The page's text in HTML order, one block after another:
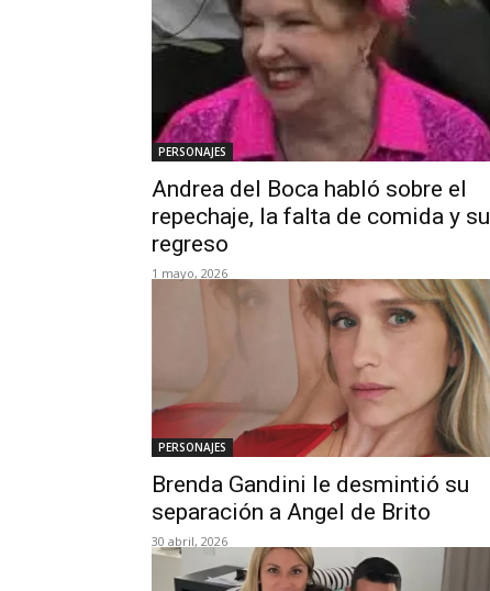
PERSONAJES
Andrea del Boca habló sobre el
repechaje, la falta de comida y su
regreso
1 mayo, 2026
PERSONAJES
Brenda Gandini le desmintió su
separación a Angel de Brito
30 abril, 2026